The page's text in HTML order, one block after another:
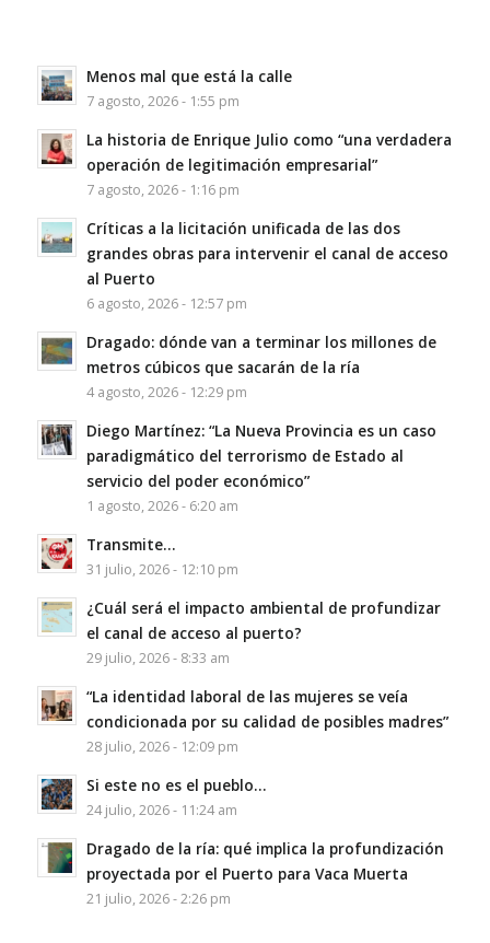
Menos mal que está la calle
7 agosto, 2026 - 1:55 pm
La historia de Enrique Julio como “una verdadera
operación de legitimación empresarial”
7 agosto, 2026 - 1:16 pm
Críticas a la licitación unificada de las dos
grandes obras para intervenir el canal de acceso
al Puerto
6 agosto, 2026 - 12:57 pm
Dragado: dónde van a terminar los millones de
metros cúbicos que sacarán de la ría
4 agosto, 2026 - 12:29 pm
Diego Martínez: “La Nueva Provincia es un caso
paradigmático del terrorismo de Estado al
servicio del poder económico”
1 agosto, 2026 - 6:20 am
Transmite…
31 julio, 2026 - 12:10 pm
¿Cuál será el impacto ambiental de profundizar
el canal de acceso al puerto?
29 julio, 2026 - 8:33 am
“La identidad laboral de las mujeres se veía
condicionada por su calidad de posibles madres”
28 julio, 2026 - 12:09 pm
Si este no es el pueblo…
24 julio, 2026 - 11:24 am
Dragado de la ría: qué implica la profundización
proyectada por el Puerto para Vaca Muerta
21 julio, 2026 - 2:26 pm